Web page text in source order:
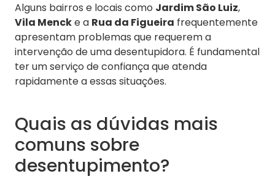
Alguns bairros e locais como Jardim São Luiz,
Vila Mencke a Rua da Figueira frequentemente
apresentam problemas que requerem a
intervenção de uma desentupidora. É fundamental
ter um serviço de confiança que atenda
rapidamente a essas situações.
Quais as dúvidas mais
comuns sobre
desentupimento?